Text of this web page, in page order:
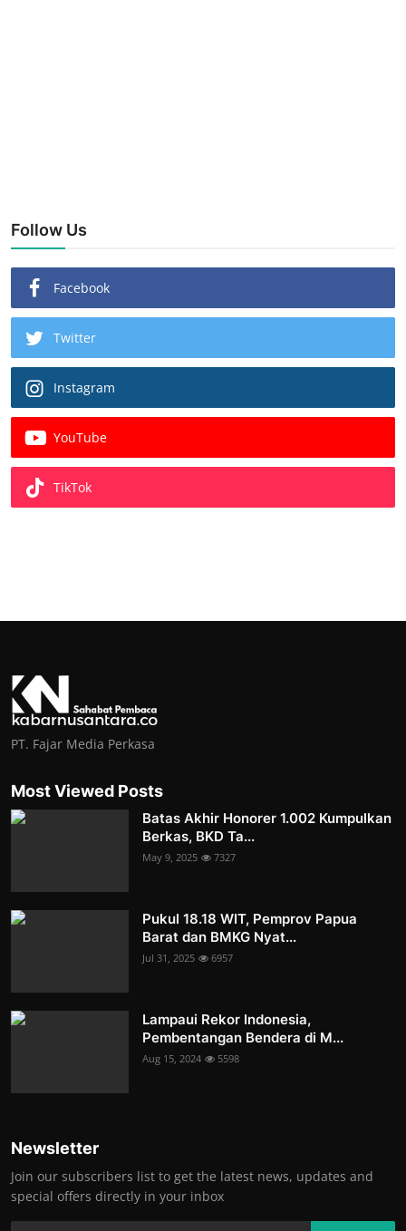
Follow Us
Facebook
Twitter
Instagram
YouTube
TikTok
PT. Fajar Media Perkasa
Most Viewed Posts
Batas Akhir Honorer 1.002 Kumpulkan
Berkas, BKD Ta...
May 9, 2025 7327
Pukul 18.18 WIT, Pemprov Papua
Barat dan BMKG Nyat...
Jul 31, 2025 6957
Lampaui Rekor Indonesia,
Pembentangan Bendera di M...
Aug 15, 2024 5598
Newsletter
Join our subscribers list to get the latest news, updates and
special offers directly in your inbox